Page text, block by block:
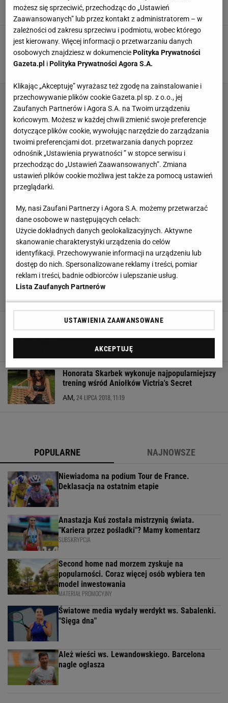
JH,18 LISTOPADA 2019, 08:26
Ewa Chodakowska świętuje piątą rocznicę
ślubu. Fanka pyta o dziecko, a trenerka
odpowiada
26 WRZEŚNIA 2018, 12:10
Anna Lewandowska organizuje boot camp -
obóz kondycyjny w Dojo Stara Wieś
22 SIERPNIA 2018, 10:02
Honorata Skarbek wykonuje najpopularniejszy
trening wśród Aniołków Victria's Secret
AM, 24 LIPCA 2018, 11:19
POPULARNE NAJNOWSZE
Niewiadoma na podium Tour de France.
Deklasacja na ostatnim etapie
Anastazja Kuś została mistrzynią świata.
"Kariera przez pośladki"? Mamy komentarz
SUBSKRYPCJA
Second home nad morzem zyskuje na
popularności. Coraz więcej osób wybiera ten
model inwestowania
MATERIAŁ PROMOCYJNY
Światowe media wydały werdykt ws. Sabalenki.
"Sięga dna"
Ależ wieści ws. Lewandowskiego. Barcelona
nagle ogłasza
możesz się sprzeciwić, przechodząc do „Ustawień
Zaawansowanych” lub przez kontakt z administratorem – w
zależności od zakresu sprzeciwu i podmiotu, wobec którego
jest kierowany. Więcej informacji o przetwarzaniu danych
osobowych znajdziesz w dokumenciePolityka Prywatności
Gazeta.pl iPolityka Prywatności Agora S.A.
Klikając „Akceptuję” wyrażasz też zgodę na zainstalowanie i
przechowywanie plików cookie Gazeta.pl sp. z o.o., jej
Zaufanych Partnerów i Agora S.A. na Twoim urządzeniu
końcowym. Możesz w każdej chwili zmienić swoje preferencje
dotyczące plików cookie, wywołując narzędzie do zarządzania
twoimi preferencjami dot. przetwarzania danych poprzez
odnośnik „Ustawienia prywatności ” w stopce serwisu i
przechodząc do „Ustawień Zaawansowanych”. Zmiana
ustawień plików cookie możliwa jest także za pomocą ustawień
przeglądarki.
My, nasi Zaufani Partnerzy i Agora S.A. możemy przetwarzać
dane osobowe w następujących celach:
Użycie dokładnych danych geolokalizacyjnych. Aktywne
skanowanie charakterystyki urządzenia do celów
identyfikacji. Przechowywanie informacji na urządzeniu lub
dostęp do nich. Spersonalizowane reklamy i treści, pomiar
reklam i treści, badnie odbiorców i ulepszanie usług.
Lista Zaufanych Partnerów
USTAWIENIA ZAAWANSOWANE
AKCEPTUJĘ